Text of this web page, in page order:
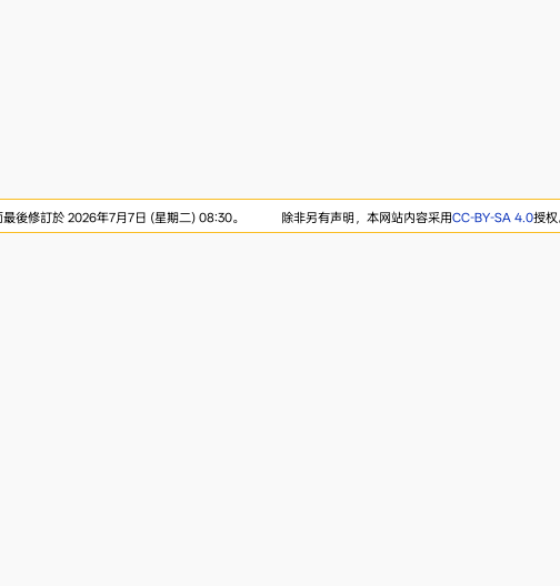
最後修訂於 2026年7月7日 (星期二) 08:30。 除非另有声明，本网站内容采用CC-BY-SA 4.0授权